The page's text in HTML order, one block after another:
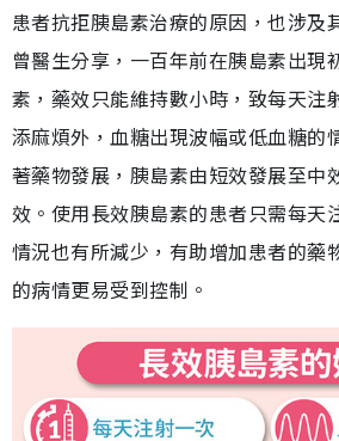
患者抗拒胰島素治療的原因，也涉及
曾醫生分享，一百年前在胰島素出現
素，藥效只能維持數小時，致每天注
添麻煩外，血糖出現波幅或低血糖的
著藥物發展，胰島素由短效發展至中
效。使用長效胰島素的患者只需每天
情況也有所減少，有助增加患者的藥
的病情更易受到控制。